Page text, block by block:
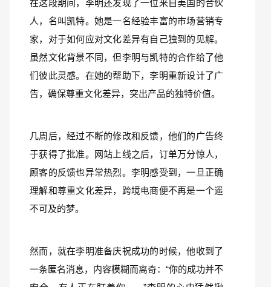
在这段期间，李明还发现了一位来自美国的合伙
人，名叫凯特。她是一名经验丰富的市场营销专
家，对于如何应对文化差异有自己独到的见解。
虽然文化背景不同，但李明与凯特的合作给了他
们彼此灵感。在她的帮助下，李明重新设计了广
几周后，经过不断的修改和反馈，他们的广告终
于获得了批准。网站上线之后，订单万分惊人，
顾客的反馈也异常热烈。李明感受到，一旦正确
理解和尊重文化差异，跨境电商便不再是一个遥
不可及的梦。
然而，就在李明准备庆祝成功的时候，他收到了
一条匿名消息，内容模糊而离奇：“你的成功并不